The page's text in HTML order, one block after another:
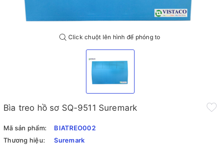
Click chuột lên hình để phóng to
Bìa treo hồ sơ SQ-9511 Suremark
Mã sản phẩm:
BIATREO002
Thương hiệu:
Suremark